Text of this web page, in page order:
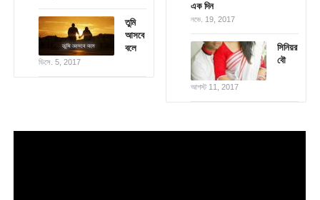
তুমি
আসবে
বলে
ডিসে. 5, 2017
এক দিন
নভে. 19, 2017
সিনিয়র
বৌ
আগস্ট 11, 2017